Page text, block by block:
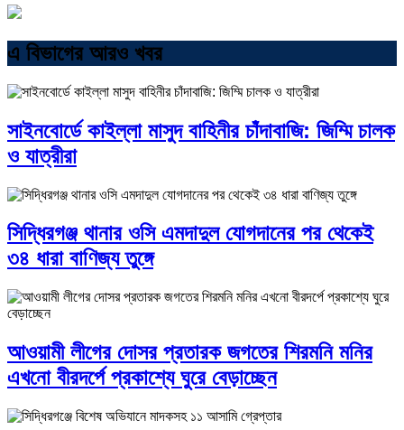
এ বিভাগের আরও খবর
সাইনবোর্ডে কাইল্লা মাসুদ বাহিনীর চাঁদাবাজি: জিম্মি চালক
ও যাত্রীরা
সিদ্ধিরগঞ্জ থানার ওসি এমদাদুল যোগদানের পর থেকেই
৩৪ ধারা বাণিজ্য তুঙ্গে
আওয়ামী লীগের দোসর প্রতারক জগতের শিরমনি মনির
এখনো বীরদর্পে প্রকাশ্যে ঘুরে বেড়াচ্ছেন